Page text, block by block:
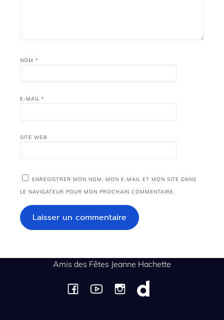
NOM *
E-MAIL *
SITE WEB
ENREGISTRER MON NOM, MON E-MAIL ET MON SITE DANS
LE NAVIGATEUR POUR MON PROCHAIN COMMENTAIRE.
Amis des Fêtes Jeanne Hachette